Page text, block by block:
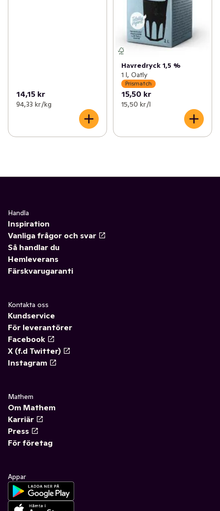
14,15 kr
94,33 kr /kg
Havredryck 1,5 %
1 l, Oatly
Prismatch
15,50 kr
15,50 kr /l
Handla
Inspiration
Vanliga frågor och svar
Så handlar du
Hemleverans
Färskvarugaranti
Kontakta oss
Kundservice
För leverantörer
Facebook
X (f.d Twitter)
Instagram
Mathem
Om Mathem
Karriär
Press
För företag
Appar